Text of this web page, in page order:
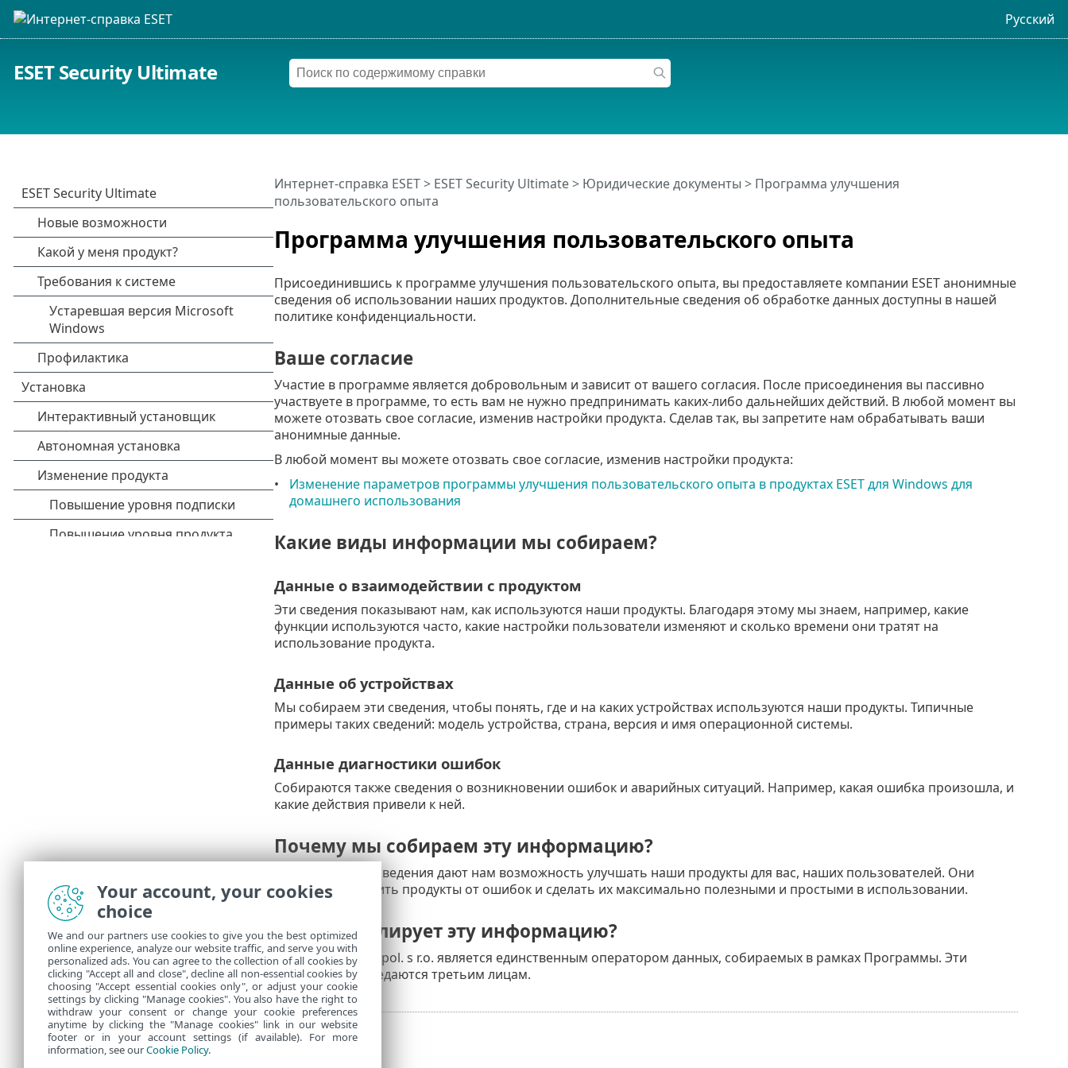
Русский
ESET Security Ultimate
Программа улучшения пользовательского опыта
Интернет-справка ESET> ESET Security Ultimate> Юридические документы > Программа улучшения
пользовательского опыта
Присоединившись к программе улучшения пользовательского опыта, вы предоставляете компании ESET анонимные
сведения об использовании наших продуктов. Дополнительные сведения об обработке данных доступны в нашей
политике конфиденциальности.
Ваше согласие
Участие в программе является добровольным и зависит от вашего согласия. После присоединения вы пассивно
участвуете в программе, то есть вам не нужно предпринимать каких-либо дальнейших действий. В любой момент вы
можете отозвать свое согласие, изменив настройки продукта. Сделав так, вы запретите нам обрабатывать ваши
анонимные данные.
В любой момент вы можете отозвать свое согласие, изменив настройки продукта:
Изменение параметров программы улучшения пользовательского опыта в продуктах ESET для Windows для
домашнего использования
Какие виды информации мы собираем?
Данные о взаимодействии с продуктом
Эти сведения показывают нам, как используются наши продукты. Благодаря этому мы знаем, например, какие
функции используются часто, какие настройки пользователи изменяют и сколько времени они тратят на
использование продукта.
Данные об устройствах
Мы собираем эти сведения, чтобы понять, где и на каких устройствах используются наши продукты. Типичные
примеры таких сведений: модель устройства, страна, версия и имя операционной системы.
Данные диагностики ошибок
Собираются также сведения о возникновении ошибок и аварийных ситуаций. Например, какая ошибка произошла, и
какие действия привели к ней.
Почему мы собираем эту информацию?
Эти анонимные сведения дают нам возможность улучшать наши продукты для вас, наших пользователей. Они
помогают избавить продукты от ошибок и сделать их максимально полезными и простыми в использовании.
Кто контролирует эту информацию?
Компания ESET, spol. s r.o. является единственным оператором данных, собираемых в рамках Программы. Эти
сведения не передаются третьим лицам.
Your account, your cookies
choice
We and our partners use cookies to give you the best optimized
online experience, analyze our website traffic, and serve you with
personalized ads. You can agree to the collection of all cookies by
clicking "Accept all and close", decline all non-essential cookies by
choosing "Accept essential cookies only", or adjust your cookie
settings by clicking "Manage cookies". You also have the right to
withdraw your consent or change your cookie preferences
anytime by clicking the "Manage cookies" link in our website
footer or in your account settings (if available). For more
information, see ourCookie Policy.